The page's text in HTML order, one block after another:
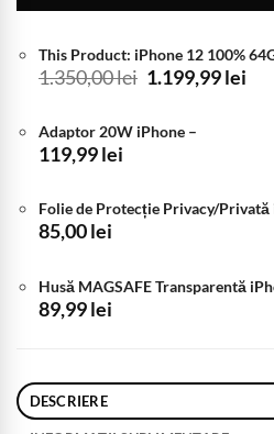
This Product: iPhone 12 100%
1.350,00lei Prețul
fost:
1.199,99lei
Adaptor 20W iPhone –
119,99lei
Folie de Protecție Privacy/Privată
85,00lei
Husă MAGSAFE Transparentă
89,99lei
DESCRIERE